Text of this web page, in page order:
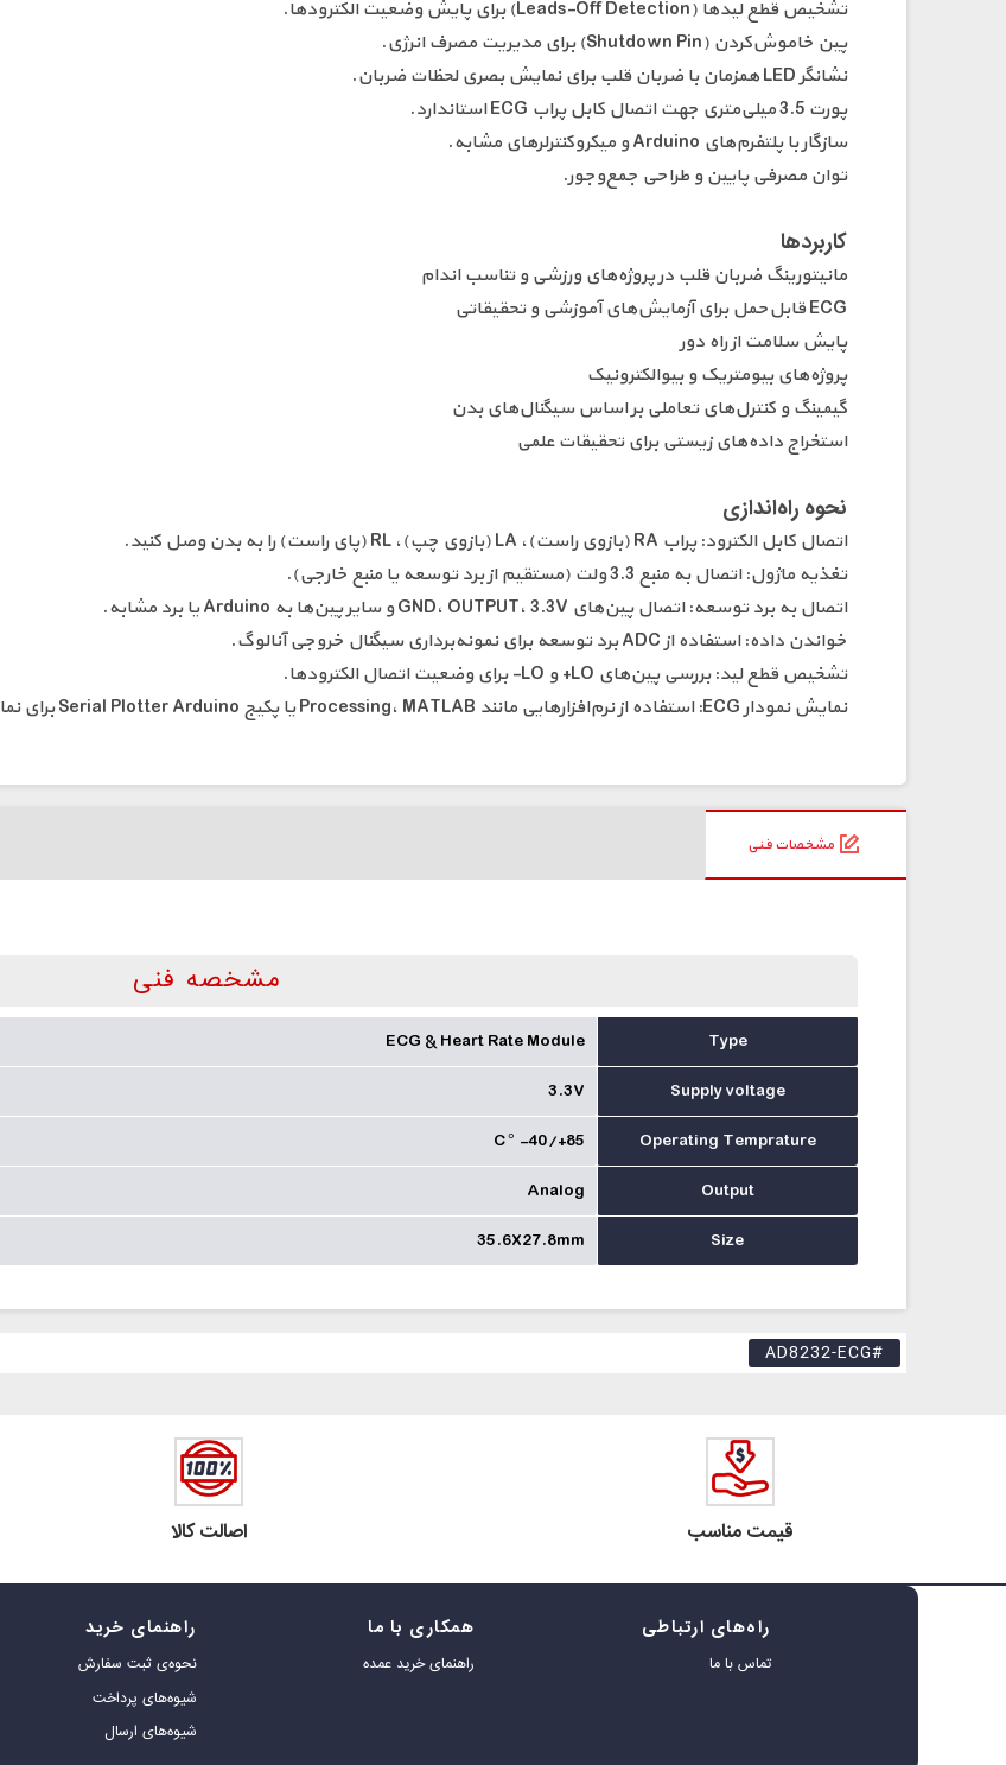
تشخیص قطع لیدها (Leads-Off Detection) برای پایش وضعیت الکترودها.
پین خاموش‌کردن (Shutdown Pin) برای مدیریت مصرف انرژی.
نشانگر LED همزمان با ضربان قلب برای نمایش بصری لحظات ضربان.
پورت 3.5 میلی‌متری جهت اتصال کابل پراب ECG استاندارد.
سازگار با پلتفرم‌های Arduino و میکروکنترلر‌های مشابه.
توان مصرفی پایین و طراحی جمع‌وجور.
کاربردها
مانیتورینگ ضربان قلب در پروژه‌های ورزشی و تناسب اندام
ECG قابل‌حمل برای آزمایش‌های آموزشی و تحقیقاتی
پایش سلامت از راه دور
پروژه‌های بیومتریک و بیوالکترونیک
گیمینگ و کنترل‌های تعاملی بر اساس سیگنال‌های بدن
استخراج داده‌های زیستی برای تحقیقات علمی
نحوه راه‌اندازی
اتصال کابل الکترود: پراب RA (بازوی راست)، LA (بازوی چپ)، RL (پای راست) را به بدن وصل کنید.
تغذیه ماژول: اتصال به منبع 3.3 ولت (مستقیم از برد توسعه یا منبع خارجی).
اتصال به برد توسعه: اتصال پین‌های GND، OUTPUT، 3.3V و سایر پین‌ها به Arduino یا برد مشابه.
خواندن داده: استفاده از ADC برد توسعه برای نمونه‌برداری سیگنال خروجی آنالوگ.
تشخیص قطع لید: بررسی پین‌های LO+ و LO- برای وضعیت اتصال الکترودها.
نمایش نمودار ECG: استفاده از نرم‌افزارهایی مانند Processing، MATLAB یا پکیج Serial Plotter Arduino برای نمایش داده‌ها
مشخصات فنی
مشخصه فنی
Type
ECG & Heart Rate Module
Supply voltage
3.3V
Operating Temprature
C ° -40/+85
Output
Analog
Size
35.6X27.8mm
#AD8232-ECG
قیمت مناسب اصالت کالا
راه‌های ارتباطی
تماس با ما
همکاری با ما
راهنمای خرید عمده
راهنمای خرید
نحوه‌ی ثبت سفارش
شیوه‌های پرداخت
شیوه‌های ارسال